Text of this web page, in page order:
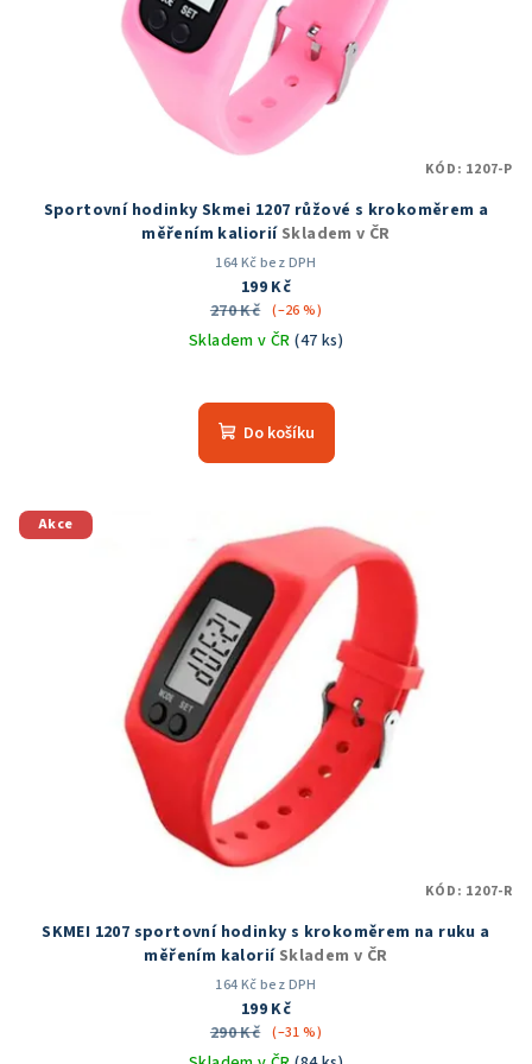
Sportovní hodinky Skmei 1207 růžové s krokoměrem a
měřením kaliorií Skladem v ČR
164 Kč bez DPH
199 Kč
270 Kč (–26 %)
Skladem v ČR(47 ks)
hodnocení
produktu
hvězdiček.
Do košíku
KÓD: 1207-P
Akce
SKMEI 1207 sportovní hodinky s krokoměrem na ruku a
měřením kalorií Skladem v ČR
164 Kč bez DPH
199 Kč
290 Kč (–31 %)
KÓD: 1207-R